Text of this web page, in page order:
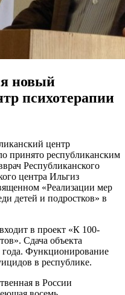
новый
психотерапии
центр
принято республиканским
Республиканского
центра Ильгиз
«Реализации мер
детей и подростков» в
в проект «К 100-
Сдача объекта
года. Функционирование
в республике.
в России